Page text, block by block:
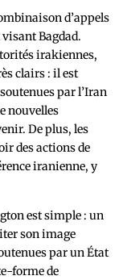
d’appels
Bagdad.
irakiennes,
clairs : il est
par l’Iran
nouvelles
De plus, les
des actions de
iranienne, y
est simple : un
son image
par un État
forme de